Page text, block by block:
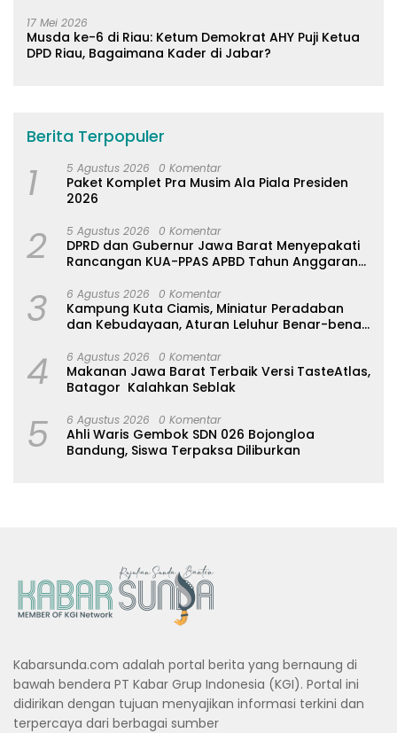
17 Mei 2026
Musda ke-6 di Riau: Ketum Demokrat AHY Puji Ketua
DPD Riau, Bagaimana Kader di Jabar?
Berita Terpopuler
1 5 Agustus 2026 0 Komentar
Paket Komplet Pra Musim Ala Piala Presiden
2026
2 5 Agustus 2026 0 Komentar
DPRD dan Gubernur Jawa Barat Menyepakati
Rancangan KUA-PPAS APBD Tahun Anggaran
3 6 Agustus 2026 0 Komentar
Kampung Kuta Ciamis, Miniatur Peradaban
dan Kebudayaan, Aturan Leluhur Benar-benar
4 6 Agustus 2026 0 Komentar
Makanan Jawa Barat Terbaik Versi TasteAtlas,
Batagor Kalahkan Seblak
5 6 Agustus 2026 0 Komentar
Ahli Waris Gembok SDN 026 Bojongloa
Bandung, Siswa Terpaksa Diliburkan
Kabarsunda.com adalah portal berita yang bernaung di
bawah bendera PT Kabar Grup Indonesia (KGI). Portal ini
didirikan dengan tujuan menyajikan informasi terkini dan
terpercaya dari berbagai sumber